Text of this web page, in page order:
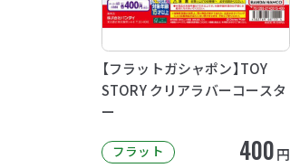
【フラットガシャポン】TOY
STORY クリアラバーコースタ
ー
フラット 400円